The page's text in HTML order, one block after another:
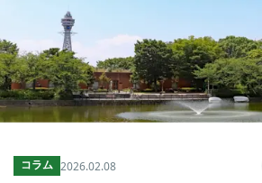
店舗オーナー様へ
いいオフィス（コワーキングスペース
FCオーナー募集
いい会議室（会議室専用スペース）
コワーキング運営DXシステム
コラム 2026.02.08